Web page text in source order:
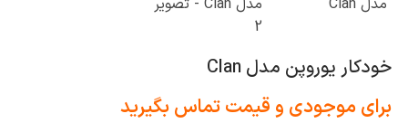
خودکار یوروپن مدل Clan
برای موجودی و قیمت تماس بگیرید